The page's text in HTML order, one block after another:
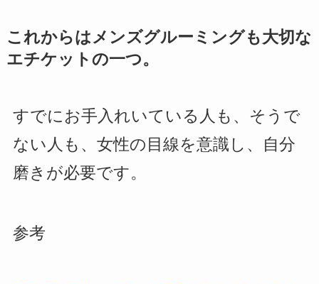
これからはメンズグルーミングも大切な
エチケットの一つ。
すでにお手入れいている人も、そうで
ない人も、女性の目線を意識し、自分
磨きが必要です。
参考